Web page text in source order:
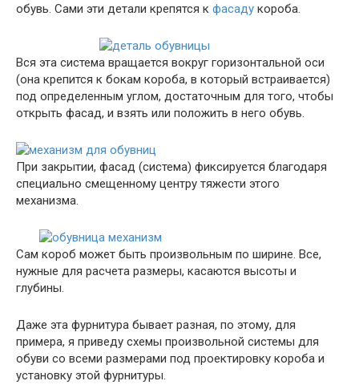
обувь. Сами эти детали крепятся к фасаду короба.
Вся эта система вращается вокруг горизонтальной оси
(она крепится к бокам короба, в который встраивается)
под определенным углом, достаточным для того, чтобы
открыть фасад, и взять или положить в него обувь.
При закрытии, фасад (система) фиксируется благодаря
специально смещенному центру тяжести этого
механизма.
Сам короб может быть произвольным по ширине. Все,
нужные для расчета размеры, касаются высоты и
глубины.
Даже эта фурнитура бывает разная, по этому, для
примера, я приведу схемы произвольной системы для
обуви со всеми размерами под проектировку короба и
установку этой фурнитуры.